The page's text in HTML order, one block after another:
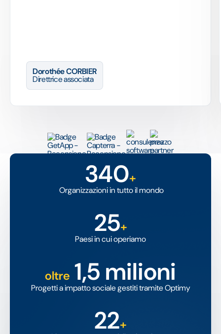
Dorothée CORBIER
Direttrice associata
340+
Organizzazioni in tutto il mondo
25+
Paesi in cui operiamo
oltre 1,5 milioni
Progetti a impatto sociale gestiti tramite Optimy
22+